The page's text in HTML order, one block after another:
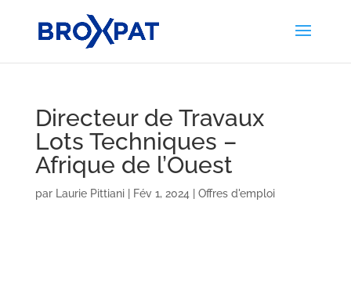
Directeur de Travaux
Lots Techniques –
Afrique de l’Ouest
par Laurie Pittiani| Fév 1, 2024 Offres d'emploi